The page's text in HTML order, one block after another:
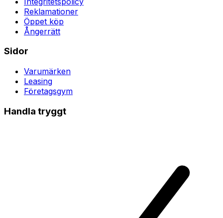
Reklamationer
Öppet köp
Ångerrätt
Sidor
Varumärken
Leasing
Företagsgym
Handla tryggt